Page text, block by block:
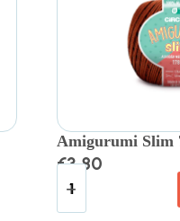
Amigurumi Slim
€3.80